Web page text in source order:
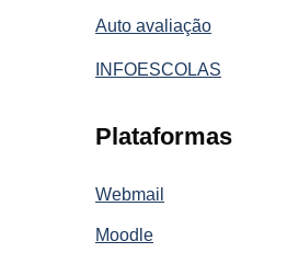
Auto avaliação
INFOESCOLAS
Plataformas
Webmail
Moodle